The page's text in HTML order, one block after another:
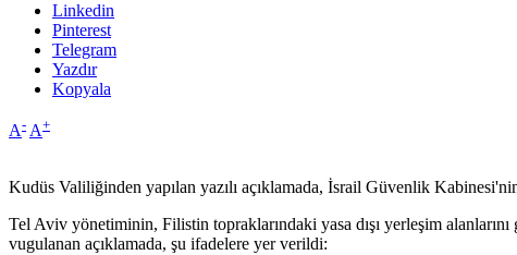
Linkedin
Pinterest
Telegram
Yazdır
Kopyala
A- A+
Kudüs Valiliğinden yapılan yazılı açıklamada, İsrail Güvenlik
Tel Aviv yönetiminin, Filistin topraklarındaki yasa dışı yerleşim
vugulanan açıklamada, şu ifadelere yer verildi: